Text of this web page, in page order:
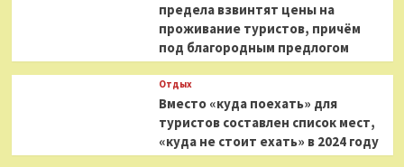
предела взвинтят цены на
проживание туристов, причём
под благородным предлогом
Отдых
Вместо «куда поехать» для
туристов составлен список мест,
«куда не стоит ехать» в 2024 году